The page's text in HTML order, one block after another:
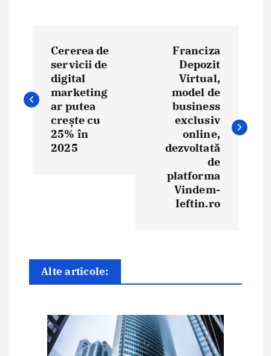
v
i
n
a
Cererea de
servicii de
digital
marketing
ar putea
crește cu
25% în
2025
Franciza
Depozit
Virtual,
model de
business
exclusiv
online,
dezvoltată
de
platforma
Vindem-
Ieftin.ro
Alte articole: